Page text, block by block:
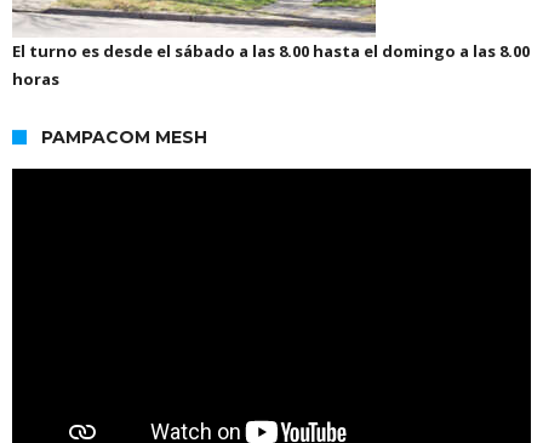
El turno es desde el sábado a las 8.00 hasta el domingo a las 8.00
horas
PAMPACOM MESH